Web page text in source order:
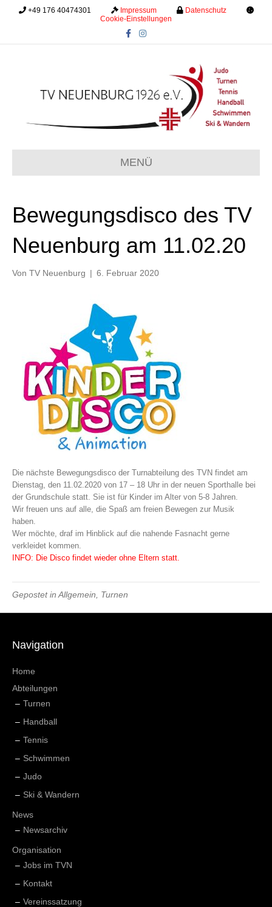
+49 176 40474301 Impressum Datenschutz
Cookie-Einstellungen
c
k
s
a
m
MENÜ
Bewegungsdisco des TV
Neuenburg am 11.02.20
Von TV Neuenburg | 6. Februar 2020
Die nächste Bewegungsdisco der Turnabteilung des TVN findet am
Dienstag, den 11.02.2020 von 17 – 18 Uhr in der neuen Sporthalle bei
der Grundschule statt. Sie ist für Kinder im Alter von 5-8 Jahren.
Wir freuen uns auf alle, die Spaß am freien Bewegen zur Musik
haben.
Wer möchte, draf im Hinblick auf die nahende Fasnacht gerne
verkleidet kommen.
INFO: Die Disco findet wieder ohne Eltern statt.
Gepostet in Allgemein Turnen
Navigation
Home
Abteilungen
Turnen
Handball
Tennis
Schwimmen
Judo
Ski & Wandern
News
Newsarchiv
Organisation
Jobs im TVN
Kontakt
Vereinssatzung